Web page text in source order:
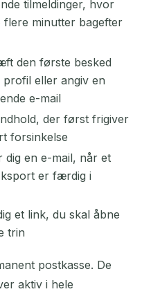
tilmeldinger, hvor
minutter bagefter
den første besked
eller angiv en
e-mail
der først frigiver
forsinkelse
dig en e-mail, når et
er færdig i
et link, du skal åbne
trin
postkasse. De
aktiv i hele